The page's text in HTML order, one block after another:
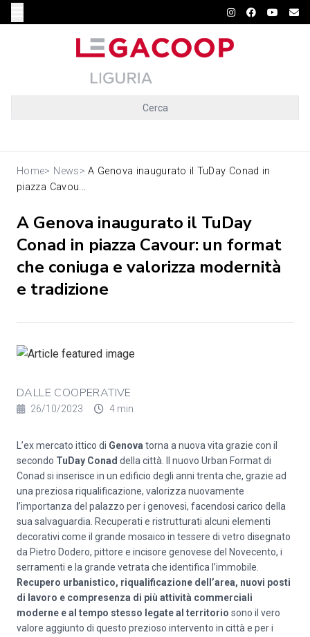
Cerca
Home> News> A Genova inaugurato il TuDay Conad in
piazza Cavou...
A Genova inaugurato il TuDay
Conad in piazza Cavour: un format
che coniuga e valorizza modernità
e tradizione
DALLE COOPERATIVE
26/10/2023 4 min
L’ex mercato ittico di Genova torna a nuova vita grazie con il
secondo TuDay Conad della città. Il nuovo Urban Format di
Conad si inserisce in un edificio degli anni trenta che, grazie ad
una preziosa riqualificazione, valorizza nuovamente
l’importanza del palazzo per i genovesi, facendosi carico della
sua salvaguardia. Recuperati e ristrutturati alcuni elementi
decorativi come il grande mosaico in tessere di vetro disegnato
da Pietro Dodero, pittore e incisore genovese del Novecento, i
serramenti e la grande vetrata che identifica l’immobile.
Recupero urbanistico, riqualificazione dell’area, nuovi posti
di lavoro e compresenza di più attività commerciali
moderne e al tempo stesso legate al territorio sono il vero
valore aggiunto di questo prezioso intervento in città e per i